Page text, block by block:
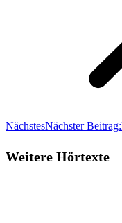
NächstesNächster Beitrag:
Weitere Hörtexte